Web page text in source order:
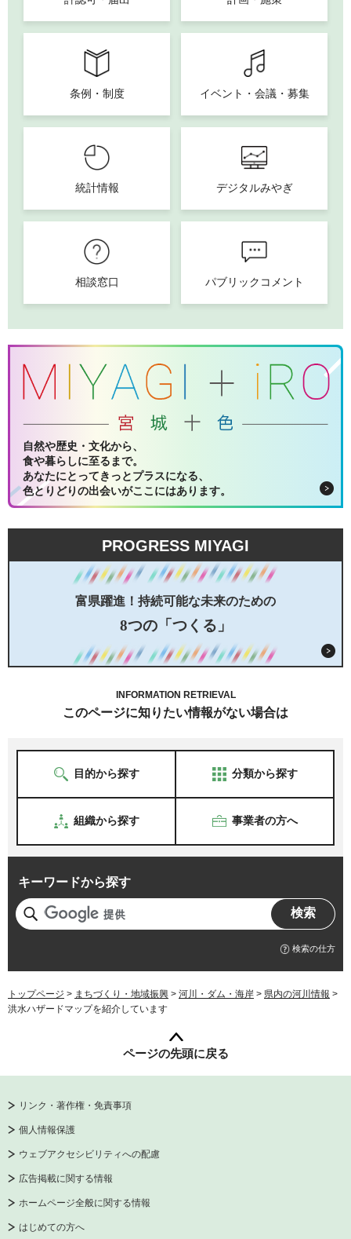
条例・制度 イベント・会議・募集
統計情報 デジタルみやぎ
相談窓口 パブリックコメント
自然や歴史・文化から、
食や暮らしに至るまで。
あなたにとってきっとプラスになる、
色とりどりの出会いがここにはあります。
PROGRESS MIYAGI
富県躍進！持続可能な未来のための
8つの「つくる」
INFORMATION RETRIEVAL
このページに知りたい情報がない場合は
目的から探す 分類から探す
組織から探す 事業者の方へ
キーワードから探す
検索の仕方
トップページ > まちづくり・地域振興 > 河川・ダム・海岸 > 県内の河川情報 >
洪水ハザードマップを紹介しています
ページの先頭に戻る
リンク・著作権・免責事項
個人情報保護
ウェブアクセシビリティへの配慮
広告掲載に関する情報
ホームページ全般に関する情報
はじめての方へ